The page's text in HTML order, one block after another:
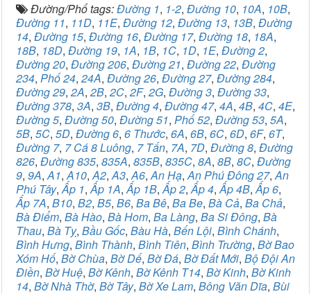
Đường/Phố tags:Đường 1, 1-2, Đường 10, 10A, 10B,
Đường 11, 11D, 11E, Đường 12, Đường 13, 13B, Đường
14, Đường 15, Đường 16, Đường 17, Đường 18, 18A,
18B, 18D, Đường 19, 1A, 1B, 1C, 1D, 1E, Đường 2,
Đường 20, Đường 206, Đường 21, Đường 22, Đường
234, Phố 24, 24A, Đường 26, Đường 27, Đường 284,
Đường 29, 2A, 2B, 2C, 2F, 2G, Đường 3, Đường 33,
Đường 378, 3A, 3B, Đường 4, Đường 47, 4A, 4B, 4C, 4E,
Đường 5, Đường 50, Đường 51, Phố 52, Đường 53, 5A,
5B, 5C, 5D, Đường 6, 6 Thước, 6A, 6B, 6C, 6D, 6F, 6T,
Đường 7, 7 Cá 8 Luông, 7 Tấn, 7A, 7D, Đường 8, Đường
826, Đường 835, 835A, 835B, 835C, 8A, 8B, 8C, Đường
9, 9A,A1,A10,A2,A3,A6,An Hạ,An Phú Đông 27,An
Phú Tây,Ấp 1,Ấp 1A,Ấp 1B,Ấp 2,Ấp 4,Ấp 4B,Ấp 6,
Ấp 7A, B10, B2, B5, B6, Ba Bê, Ba Be, Bà Cả, Ba Chả,
Bà Điểm, Bà Hào, Bà Hom, Ba Làng, Ba Si Đông, Bà
Thau, Bà Tỵ, Bầu Gốc, Bàu Hà, Bến Lội, Bình Chánh,
Bình Hưng, Bình Thành, Bình Tiên, Bình Trường, Bờ Bao
Xóm Hố, Bờ Chùa, Bờ Dế, Bờ Đá, Bờ Đất Mới, Bộ Đội An
Điền, Bờ Huệ, Bờ Kênh, Bờ Kênh T14, Bờ Kinh, Bờ Kinh
14, Bờ Nhà Thờ, Bờ Tây, Bờ Xe Lam, Bông Văn Dĩa, Bùi